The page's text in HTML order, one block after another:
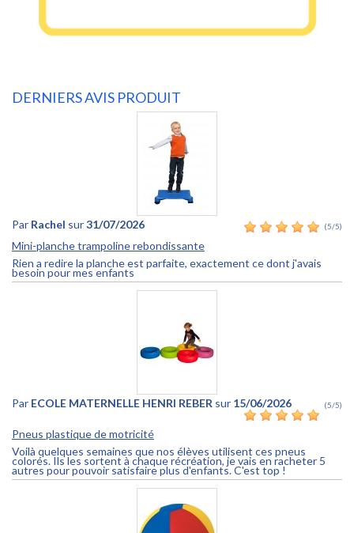
DERNIERS AVIS PRODUIT
Par Rachel sur31/07/2026 (5/5)
Mini-planche trampoline rebondissante
Rien a redire la planche est parfaite, exactement ce dont j'avais
besoin pour mes enfants
Par ECOLE MATERNELLE HENRI REBER sur 15/06/2026 (5/5)
Pneus plastique de motricité
Voilà quelques semaines que nos élèves utilisent ces pneus
colorés. Ils les sortent à chaque récréation, je vais en racheter 5
autres pour pouvoir satisfaire plus d'enfants. C'est top !